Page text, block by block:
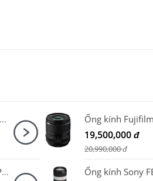
Canon EOS R50 V Body + Canon RF-S 18-45mm F4.5-6.3 IS STM
19,500,000 đ
20,990,000đ
Sony ZV-E10 Kit + Báng tay cầm Sony GP-VPT2BT Đen